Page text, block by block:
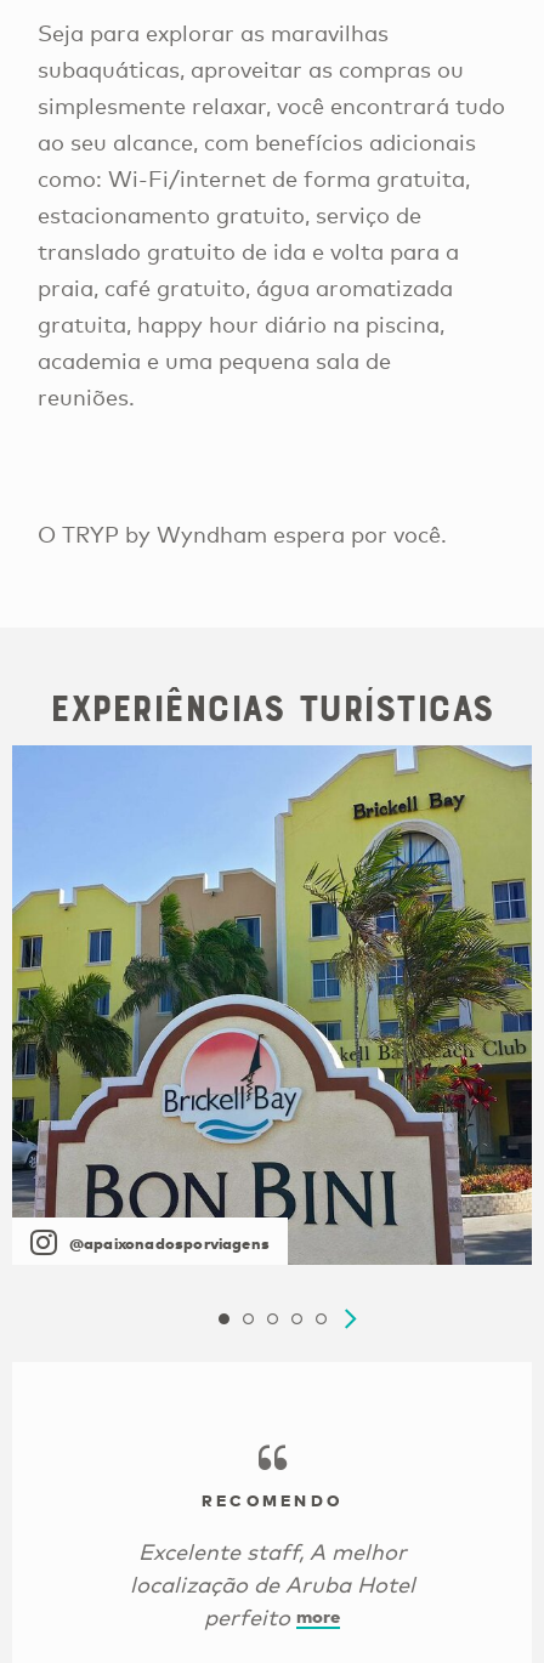
Seja para explorar as maravilhas
subaquáticas, aproveitar as compras ou
simplesmente relaxar, você encontrará tudo
ao seu alcance, com benefícios adicionais
como: Wi-Fi/internet de forma gratuita,
estacionamento gratuito, serviço de
translado gratuito de ida e volta para a
praia, café gratuito, água aromatizada
gratuita, happy hour diário na piscina,
academia e uma pequena sala de
reuniões.
O TRYP by Wyndham espera por você.
Experiências Turísticas
@apaixonadosporviagens
RECOMENDO
Excelente staff, A melhor
localização de Aruba Hotel
perfeito more